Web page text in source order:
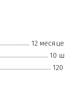
12
10
120